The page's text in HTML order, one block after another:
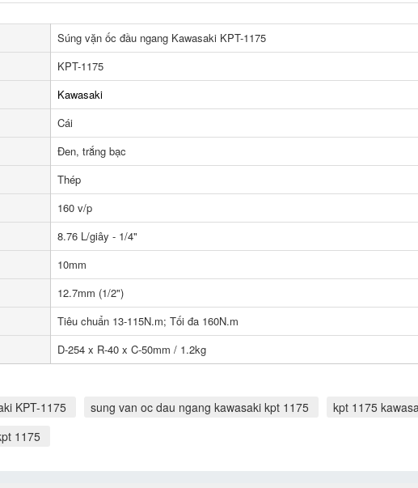
Súng vặn ốc đầu ngang Kawasaki KPT-1175
KPT-1175
Kawasaki
Cái
Đen, trắng bạc
Thép
160 v/p
8.76 L/giây - 1/4"
10mm
12.7mm (1/2")
Tiêu chuẩn 13-115N.m; Tối đa 160N.m
D-254 x R-40 x C-50mm / 1.2kg
KPT-1175 sung van oc dau ngang kawasaki kpt 1175
kpt 1175
1175